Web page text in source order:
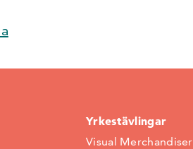
Yrkestävlingar
Visual Merchandiser